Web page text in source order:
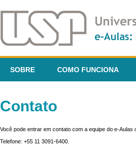
SOBRE COMO FUNCIONA
Contato
Você pode entrar em contato com a equipe do e-
Telefone: +55 11 3091-6400.